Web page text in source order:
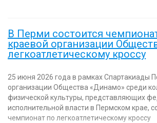
В Перми состоится
краевой организации
легкоатлетическому кроссу
25 июня 2026 года в рамках Спартакиады
организации Общества «Динамо» среди
физической культуры, представляющих
исполнительной власти в Пермском крае,
чемпионат по легкоатлетическому кроссу